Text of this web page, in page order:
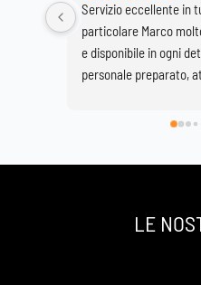
Servizio eccellente in
particolare Marco
e disponibile in ogni
personale preparato,
di avervi scelto e così
spenta a 89 anni ma
Daniela e Giovanna
LE